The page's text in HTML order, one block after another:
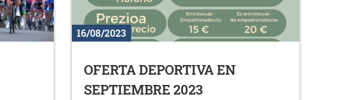
16/08/2023
OFERTA DEPORTIVA EN
SEPTIEMBRE 2023